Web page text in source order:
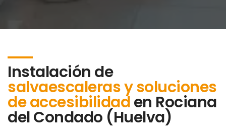
Instalación de
salvaescaleras y soluciones
de accesibilidaden Rociana
del Condado (Huelva)